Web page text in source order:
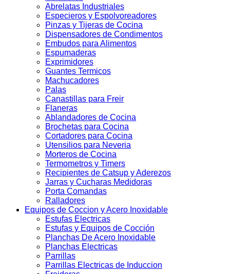
Abrelatas Industriales
Especieros y Espolvoreadores
Pinzas y Tijeras de Cocina
Dispensadores de Condimentos
Embudos para Alimentos
Espumaderas
Exprimidores
Guantes Termicos
Machucadores
Palas
Canastillas para Freir
Flaneras
Ablandadores de Cocina
Brochetas para Cocina
Cortadores para Cocina
Utensilios para Neveria
Morteros de Cocina
Termometros y Timers
Recipientes de Catsup y Aderezos
Jarras y Cucharas Medidoras
Porta Comandas
Ralladores
Equipos de Coccion y Acero Inoxidable
Estufas Electricas
Estufas y Equipos de Cocción
Planchas De Acero Inoxidable
Planchas Electricas
Parrillas
Parrillas Electricas de Induccion